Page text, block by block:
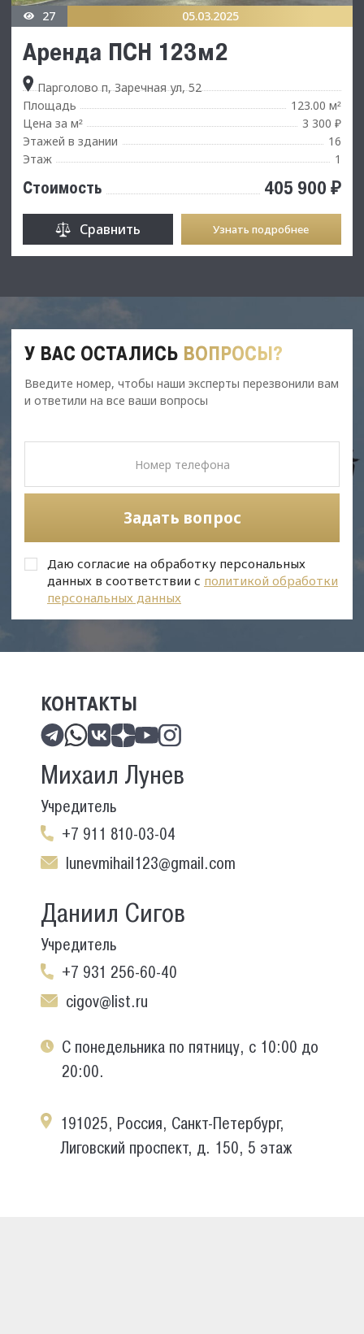
27 05.03.2025
Аренда ПСН 123м2
Парголово п, Заречная ул, 52
Площадь
123.00 м²
Цена за м²
3 300 ₽
Этажей в здании
16
Этаж
1
Стоимость 405 900 ₽
Сравнить Узнать подробнее
У ВАС ОСТАЛИСЬ ВОПРОСЫ?
Введите номер, чтобы наши эксперты перезвонили вам
и ответили на все ваши вопросы
Задать вопрос
Даю согласие на обработку персональных
данных в соответствии с политикой обработки
персональных данных
КОНТАКТЫ
Михаил Лунев
Учредитель
+7 911 810-03-04
lunevmihail123@gmail.com
Даниил Сигов
Учредитель
+7 931 256-60-40
cigov@list.ru
С понедельника по пятницу, с 10:00 до
20:00.
191025, Россия, Санкт-Петербург,
Лиговский проспект, д. 150, 5 этаж